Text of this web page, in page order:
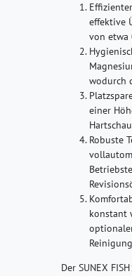
effektive
von etwa
wodurch
einer
Robuste
konstant
Der SUNEX